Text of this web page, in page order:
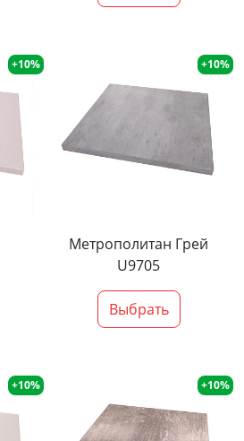
+10% +10%
Метрополитан Грей
U9705
Выбрать
+10% +10%